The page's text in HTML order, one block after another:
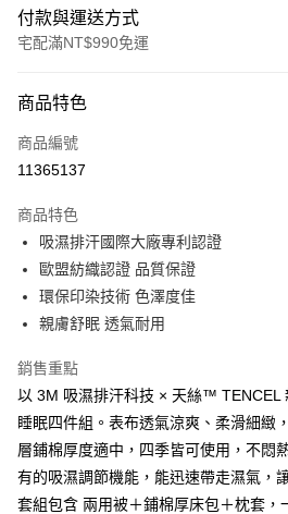
付款與運送方式
宅配滿NT$990免運
信用卡一次付款
LINE Pay
街口支付
悠遊付
Google Pay
全盈+PAY
大哥付你分期
相關說明
【大哥付你分期使用說明】
1.本服務由台灣大哥大提供，台灣大哥大用
2.付款方式選擇「大哥付你分期」，訂單成立
流程，驗證手機門號後，選擇欲分期的期數
商品特色
商品編號
11365137
商品特色
吸濕排汗國際大廠專利認證
歐盟紡織認證 品質保證
環保印染技術 色澤度佳
親膚舒眠 透氣耐用
銷售重點
以 3M 吸濕排汗科技 × 天絲™ TENCEL
睡眠四件組。表布透氣涼爽、柔滑細緻
層鋪棉厚度適中，四季皆可使用，不悶
有的吸濕調節機能，能迅速帶走濕氣，
套組包含 兩用被＋鋪棉厚床包＋枕套，